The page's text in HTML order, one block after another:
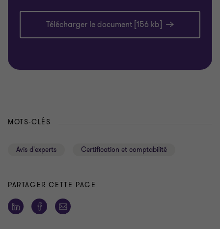
Télécharger le document [156 kb]
MOTS-CLÉS
Avis d'experts Certification et comptabilité
PARTAGER CETTE PAGE